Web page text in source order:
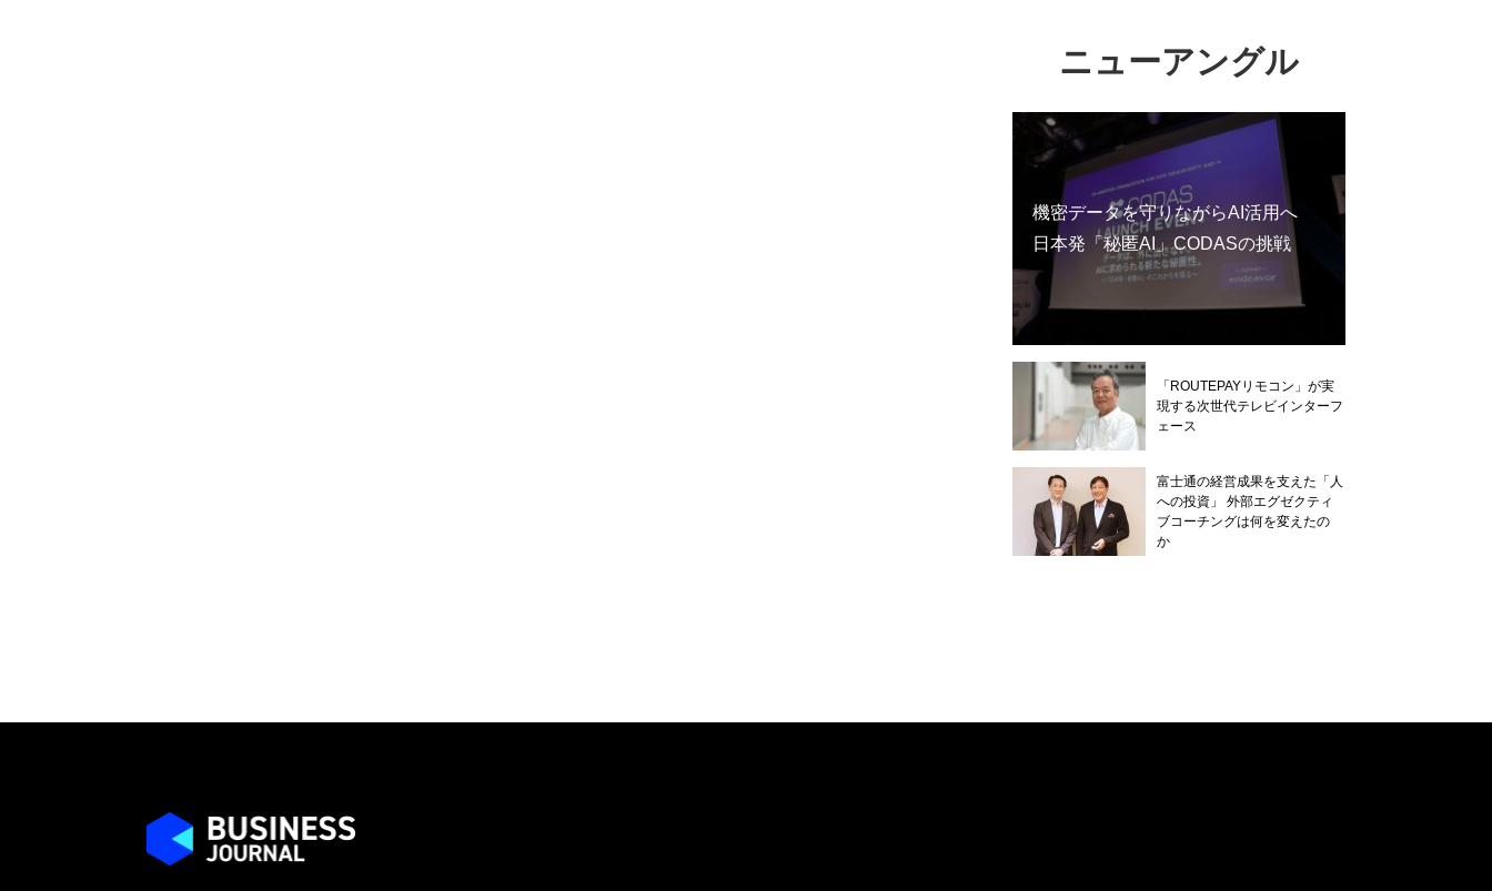
ニューアングル
機密データを守りながらAI活用へ
日本発「秘匿AI」CODASの挑戦
「ROUTEPAYリモコン」が実
現する次世代テレビインターフ
ェース
富士通の経営成果を支えた「人
への投資」 外部エグゼクティ
ブコーチングは何を変えたの
か